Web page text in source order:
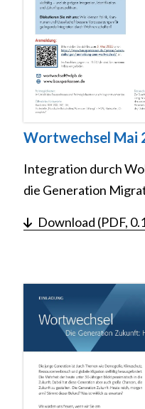
Wortwechsel Mai
Integration durch
die Generation
Download (PDF,